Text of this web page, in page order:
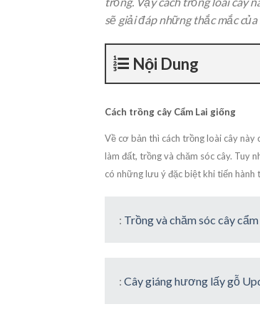
sẽ giải đáp những thắc mắc
Nội Dung
Cách trồng cây Cẩm Lai giống
Về cơ bản thì cách trồng loài cây
làm đất, trồng và chăm sóc cây. Tuy
có những lưu ý đặc biệt khi tiến hành
: Trồng và chăm sóc cây
: Cây giáng hương lấy gỗ